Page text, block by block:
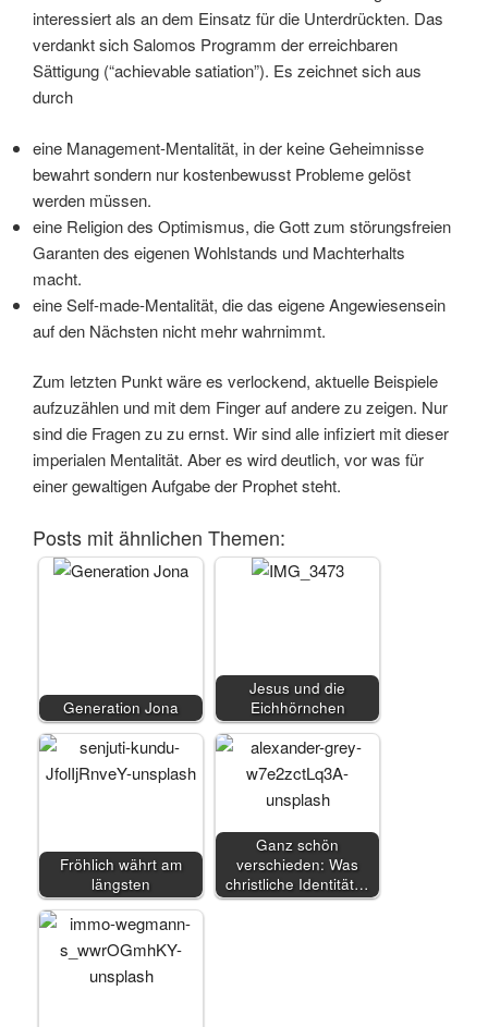
interessiert als an dem Einsatz für die Unterdrückten. Das
verdankt sich Salomos Programm der erreichbaren
Sättigung (“achievable satiation”). Es zeichnet sich aus
durch
eine Management-Mentalität, in der keine Geheimnisse
bewahrt sondern nur kostenbewusst Probleme gelöst
werden müssen.
eine Religion des Optimismus, die Gott zum störungsfreien
Garanten des eigenen Wohlstands und Machterhalts
macht.
eine Self-made-Mentalität, die das eigene Angewiesensein
auf den Nächsten nicht mehr wahrnimmt.
Zum letzten Punkt wäre es verlockend, aktuelle Beispiele
aufzuzählen und mit dem Finger auf andere zu zeigen. Nur
sind die Fragen zu zu ernst. Wir sind alle infiziert mit dieser
imperialen Mentalität. Aber es wird deutlich, vor was für
einer gewaltigen Aufgabe der Prophet steht.
Posts mit ähnlichen Themen:
Generation Jona
Jesus und die
Eichhörnchen
Fröhlich währt am
längsten
Ganz schön
verschieden: Was
christliche Identität…